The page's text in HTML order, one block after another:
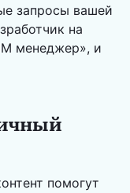
запросы вашей
на
менеджер», и
помогут